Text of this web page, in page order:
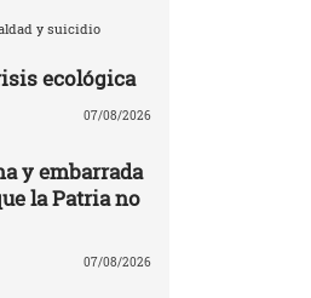
y suicidio
ecológica
07/08/2026
y embarrada
la Patria no
07/08/2026